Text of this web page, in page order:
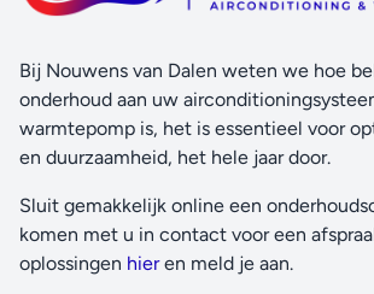
Bij Nouwens van Dalen weten we hoe
onderhoud aan uw
warmtepomp is, het is essentieel voor
en duurzaamheid, het hele jaar door.
Sluit gemakkelijk online een
komen met u in contact voor een
oplossingen hieren meld je aan.